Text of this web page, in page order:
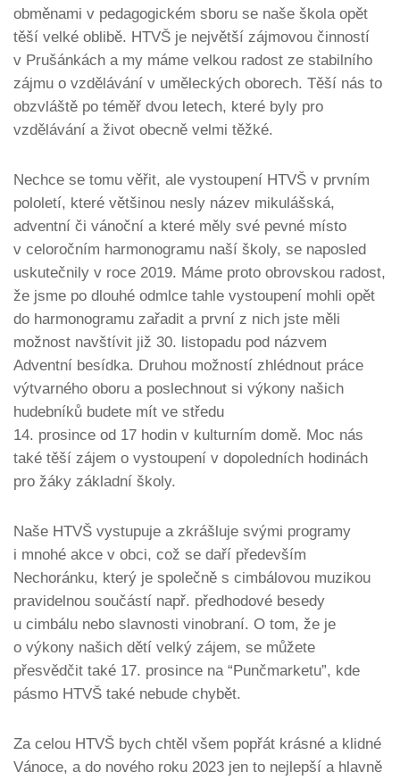
obměnami v pedagogickém sboru se naše škola opět
těší velké oblibě. HTVŠ je největší zájmovou činností
v Prušánkách a my máme velkou radost ze stabilního
zájmu o vzdělávání v uměleckých oborech. Těší nás to
obzvláště po téměř dvou letech, které byly pro
vzdělávání a život obecně velmi těžké.
Nechce se tomu věřit, ale vystoupení HTVŠ v prvním
pololetí, které většinou nesly název mikulášská,
adventní či vánoční a které měly své pevné místo
v celoročním harmonogramu naší školy, se naposled
uskutečnily v roce 2019. Máme proto obrovskou radost,
že jsme po dlouhé odmlce tahle vystoupení mohli opět
do harmonogramu zařadit a první z nich jste měli
možnost navštívit již 30. listopadu pod názvem
Adventní besídka. Druhou možností zhlédnout práce
výtvarného oboru a poslechnout si výkony našich
hudebníků budete mít ve středu
14. prosince od 17 hodin v kulturním domě. Moc nás
také těší zájem o vystoupení v dopoledních hodinách
pro žáky základní školy.
Naše HTVŠ vystupuje a zkrášluje svými programy
i mnohé akce v obci, což se daří především
Nechoránku, který je společně s cimbálovou muzikou
pravidelnou součástí např. předhodové besedy
u cimbálu nebo slavnosti vinobraní. O tom, že je
o výkony našich dětí velký zájem, se můžete
přesvědčit také 17. prosince na “Punčmarketu”, kde
pásmo HTVŠ také nebude chybět.
Za celou HTVŠ bych chtěl všem popřát krásné a klidné
Vánoce, a do nového roku 2023 jen to nejlepší a hlavně